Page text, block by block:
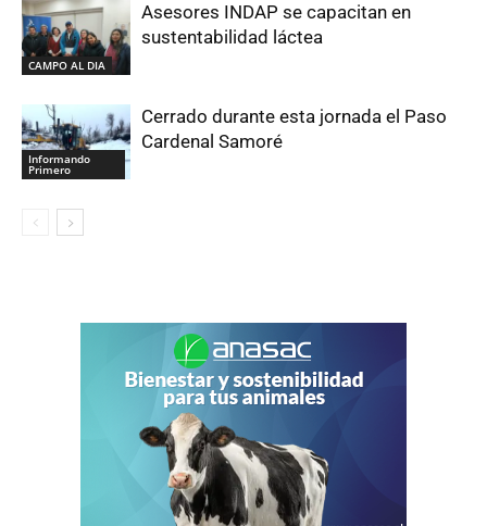
CAMPO AL DIA
Asesores INDAP se capacitan en
sustentabilidad láctea
Informando
Primero
Cerrado durante esta jornada el Paso
Cardenal Samoré